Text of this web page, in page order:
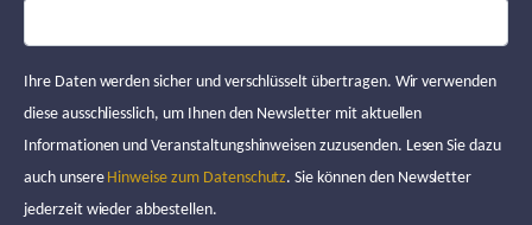
Ihre Daten werden sicher und verschlüsselt übertragen. Wir verwenden
diese ausschliesslich, um Ihnen den Newsletter mit aktuellen
Informationen und Veranstaltungshinweisen zuzusenden. Lesen Sie dazu
auch unsere Hinweise zum Datenschutz. Sie können den Newsletter
jederzeit wieder abbestellen.